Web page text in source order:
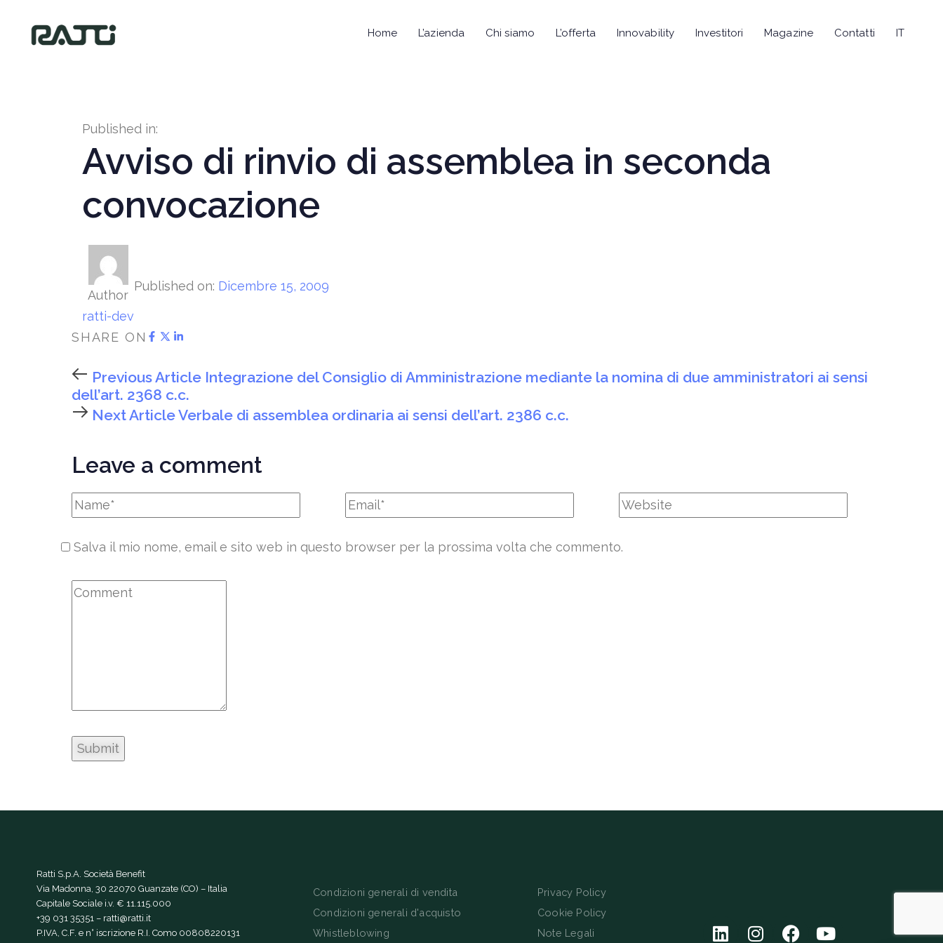
Home L’azienda Chi siamo L’offerta Innovability Investitori Magazine Contatti IT
Published in:
Avviso di rinvio di assemblea in seconda
convocazione
Author
ratti-dev
Published on: Dicembre 15, 2009
SHARE ON
Previous Article Integrazione del Consiglio di Amministrazione mediante la nomina di due amministratori ai sensi
dell’art. 2368 c.c.
Next ArticleVerbale di assemblea ordinaria ai sensi dell’art. 2386 c.c.
Leave a comment
Salva il mio nome, email e sito web in questo browser per la prossima volta che commento.
Ratti S.p.A. Società Benefit
Via Madonna, 30 22070 Guanzate (CO) – Italia
Capitale Sociale i.v. € 11.115.000
+39 031 35351 – ratti@ratti.it
P.IVA, C.F. e n° iscrizione R.I. Como 00808220131
Condizioni generali di vendita
Condizioni generali d'acquisto
Whistleblowing
Privacy Policy
Cookie Policy
Note Legali